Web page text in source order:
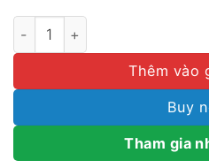
GẠCH BÔNG TRUNG QUỐC
Thêm vào
Buy
Tham gia